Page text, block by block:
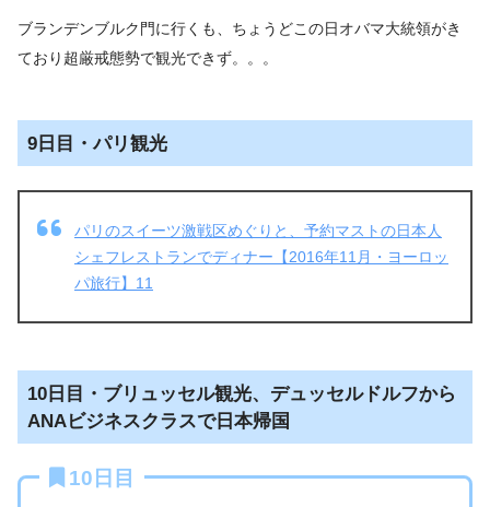
ブランデンブルク門に行くも、ちょうどこの日オバマ大統領がき
ており超厳戒態勢で観光できず。。。
9日目・パリ観光
パリのスイーツ激戦区めぐりと、予約マストの日本人
シェフレストランでディナー【2016年11月・ヨーロッ
パ旅行】11
10日目・ブリュッセル観光、デュッセルドルフから
ANAビジネスクラスで日本帰国
10日目